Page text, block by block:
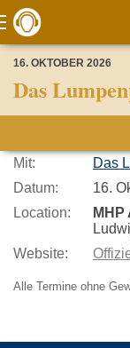
16. OKTOBER 2026
Das
Mit:
Das
Datum:
16.
Location:
MHP
Website:
Alle Termine ohne